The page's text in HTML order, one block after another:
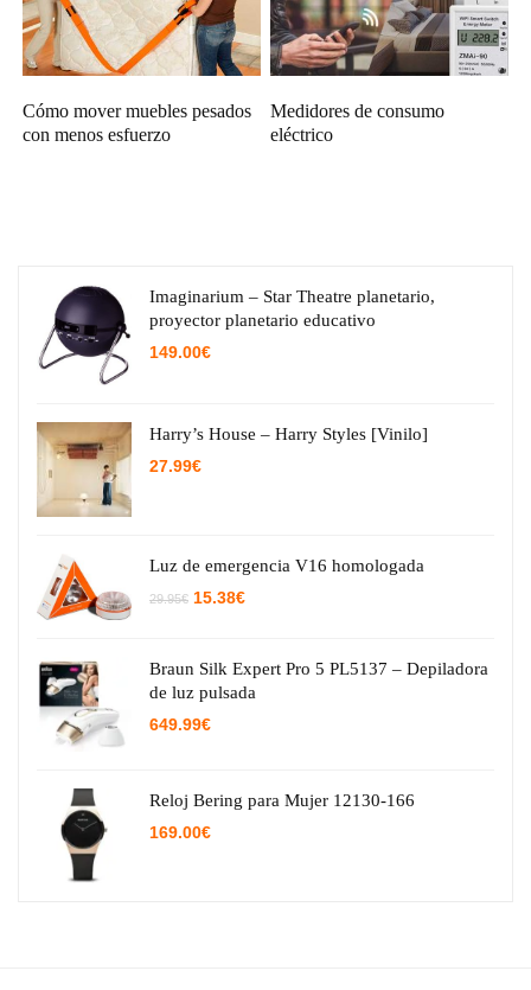
Cómo mover muebles pesados
con menos esfuerzo
Medidores de consumo
eléctrico
Imaginarium – Star Theatre planetario,
proyector planetario educativo
149.00€
Harry’s House – Harry Styles [Vinilo]
27.99€
Luz de emergencia V16 homologada
29.95€ El
29.95€.
15.38€El
15.38€.
Braun Silk Expert Pro 5 PL5137 – Depiladora
de luz pulsada
649.99€
Reloj Bering para Mujer 12130-166
169.00€